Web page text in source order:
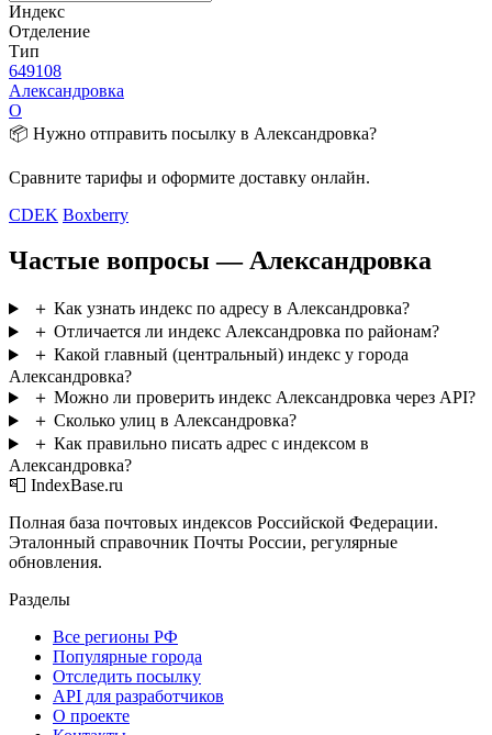
Индекс
Отделение
Тип
649108
Александровка
О
📦 Нужно отправить посылку в Александровка?
Сравните тарифы и оформите доставку онлайн.
CDEK Boxberry
Частые вопросы — Александровка
＋ Как узнать индекс по адресу в Александровка?
＋ Отличается ли индекс Александровка по районам?
＋ Какой главный (центральный) индекс у города
Александровка?
＋ Можно ли проверить индекс Александровка через API?
＋ Сколько улиц в Александровка?
＋ Как правильно писать адрес с индексом в
Александровка?
📮 IndexBase.ru
Полная база почтовых индексов Российской Федерации.
Эталонный справочник Почты России, регулярные
обновления.
Разделы
Все регионы РФ
Популярные города
Отследить посылку
API для разработчиков
О проекте